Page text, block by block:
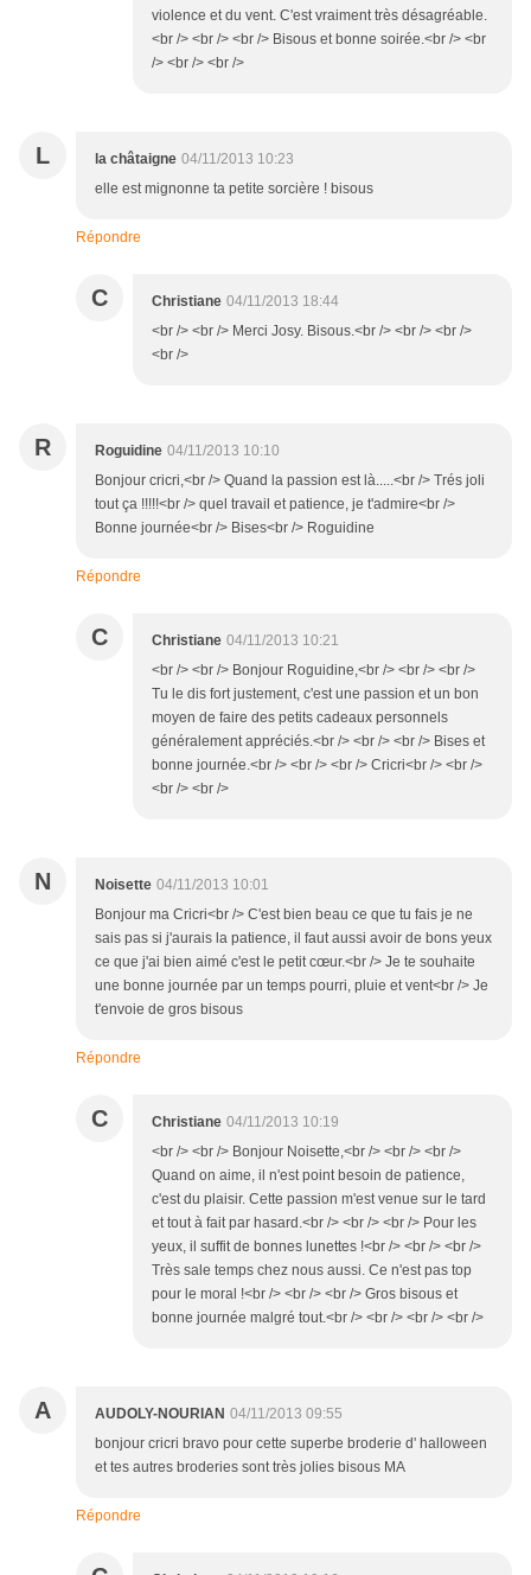
violence et du vent. C'est vraiment très désagréable.
<br /> <br /> <br /> Bisous et bonne soirée.<br /> <br
/> <br /> <br />
L la châtaigne 04/11/2013 10:23
elle est mignonne ta petite sorcière ! bisous
Répondre
C Christiane 04/11/2013 18:44
<br /> <br /> Merci Josy. Bisous.<br /> <br /> <br />
<br />
R Roguidine 04/11/2013 10:10
Bonjour cricri,<br /> Quand la passion est là.....<br /> Trés joli
tout ça !!!!!<br /> quel travail et patience, je t'admire<br />
Bonne journée<br /> Bises<br /> Roguidine
Répondre
C Christiane 04/11/2013 10:21
<br /> <br /> Bonjour Roguidine,<br /> <br /> <br />
Tu le dis fort justement, c'est une passion et un bon
moyen de faire des petits cadeaux personnels
généralement appréciés.<br /> <br /> <br /> Bises et
bonne journée.<br /> <br /> <br /> Cricri<br /> <br />
<br /> <br />
N Noisette 04/11/2013 10:01
Bonjour ma Cricri<br /> C'est bien beau ce que tu fais je ne
sais pas si j'aurais la patience, il faut aussi avoir de bons yeux
ce que j'ai bien aimé c'est le petit cœur.<br /> Je te souhaite
une bonne journée par un temps pourri, pluie et vent<br /> Je
t'envoie de gros bisous
Répondre
C Christiane 04/11/2013 10:19
<br /> <br /> Bonjour Noisette,<br /> <br /> <br />
Quand on aime, il n'est point besoin de patience,
c'est du plaisir. Cette passion m'est venue sur le tard
et tout à fait par hasard.<br /> <br /> <br /> Pour les
yeux, il suffit de bonnes lunettes !<br /> <br /> <br />
Très sale temps chez nous aussi. Ce n'est pas top
pour le moral !<br /> <br /> <br /> Gros bisous et
bonne journée malgré tout.<br /> <br /> <br /> <br />
A AUDOLY-NOURIAN 04/11/2013 09:55
bonjour cricri bravo pour cette superbe broderie d' halloween
et tes autres broderies sont très jolies bisous MA
Répondre